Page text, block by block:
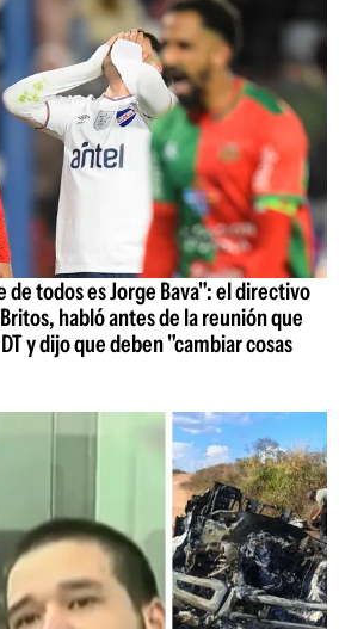
de todos es Jorge Bava": el directivo
habló antes de la reunión que
y dijo que deben "cambiar cosas